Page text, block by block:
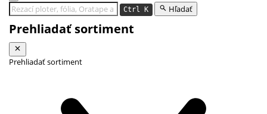
Ctrl K Hľadať
Prehliadať sortiment
Prehliadať sortiment